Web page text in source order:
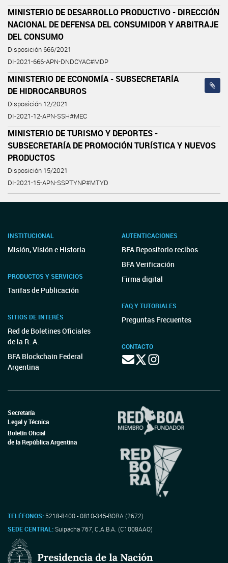
MINISTERIO DE DESARROLLO PRODUCTIVO - DIRECCIÓN
NACIONAL DE DEFENSA DEL CONSUMIDOR Y ARBITRAJE
DEL CONSUMO
Disposición 666/2021
DI-2021-666-APN-DNDCYAC#MDP
MINISTERIO DE ECONOMÍA - SUBSECRETARÍA
DE HIDROCARBUROS
Disposición 12/2021
DI-2021-12-APN-SSH#MEC
MINISTERIO DE TURISMO Y DEPORTES -
SUBSECRETARÍA DE PROMOCIÓN TURÍSTICA Y NUEVOS
PRODUCTOS
Disposición 15/2021
DI-2021-15-APN-SSPTYNP#MTYD
INSTITUCIONAL
Misión, Visión e Historia
PRODUCTOS Y SERVICIOS
Tarifas de Publicación
SITIOS DE INTERÉS
Red de Boletines Oficiales
de la R. A.
BFA Blockchain Federal
Argentina
AUTENTICACIONES
BFA Repositorio recibos
BFA Verificación
Firma digital
FAQ Y TUTORIALES
Preguntas Frecuentes
CONTACTO
Secretaría
Legal y Técnica
Boletín Oficial
de la República Argentina
TELÉFONOS: 5218-8400 - 0810-345-BORA (2672)
SEDE CENTRAL:Suipacha 767, C.A.B.A. (C1008AAO)